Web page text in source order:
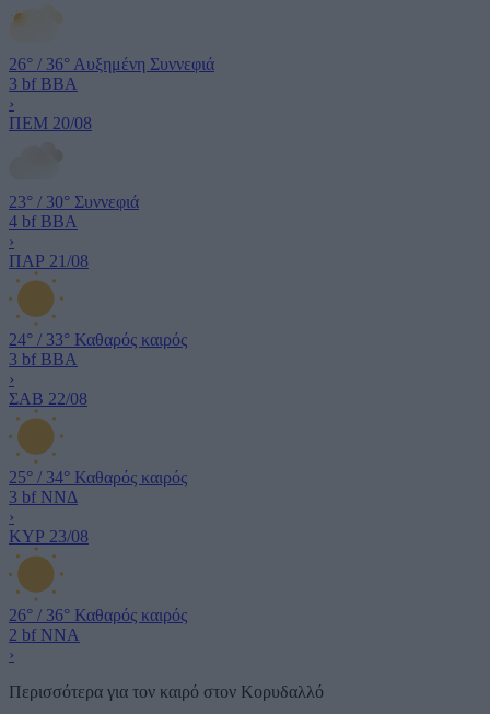
26° / 36° Αυξημένη Συννεφιά
3 bf ΒΒΑ
›
ΠΕΜ 20/08
23° / 30° Συννεφιά
4 bf ΒΒΑ
›
ΠΑΡ 21/08
24° / 33° Καθαρός καιρός
3 bf ΒΒΑ
›
ΣΑΒ 22/08
25° / 34° Καθαρός καιρός
3 bf ΝΝΔ
›
ΚΥΡ 23/08
26° / 36° Καθαρός καιρός
2 bf ΝΝΑ
›
Περισσότερα για τον καιρό στον Κορυδαλλό